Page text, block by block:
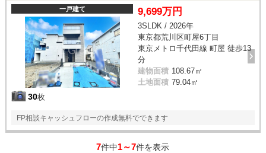
一戸建て
30枚
9,699万円
3SLDK / 2026年
東京都荒川区町屋6丁目
東京メトロ千代田線 町屋 徒歩13
分
建物面積 108.67㎡
土地面積 79.04㎡
FP相談キャッシュフローの作成無料でできます
7件中1～7件を表示